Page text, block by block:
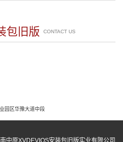
包旧版 CONTACT US
园区华豫大道中段